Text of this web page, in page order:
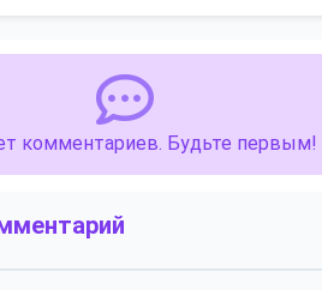
комментариев. Будьте первым!